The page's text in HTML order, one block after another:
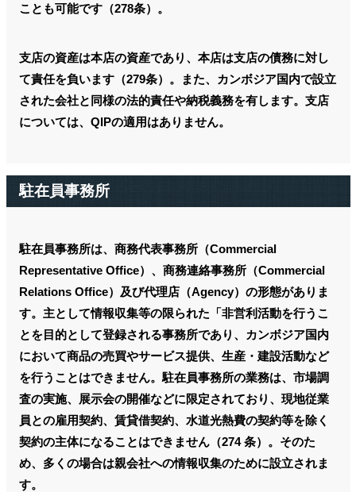
ことも可能です（278条）。
支店の資産は本店の資産であり、本店は支店の債務に対し
て責任を負います（279条）。また、カンボジア国内で設立
された会社と同様の法的責任や納税義務を有します。支店
については、QIPの適用はありません。
駐在員事務所
駐在員事務所は、商務代表事務所（Commercial
Representative Office）、商務連絡事務所（Commercial
Relations Office）及び代理店（Agency）の形態がありま
す。主として情報収集等の限られた「非営利活動を行うこ
とを目的として登録される事務所であり、カンボジア国内
において商品の売買やサービス提供、生産・建設活動など
を行うことはできません。駐在員事務所の業務は、市場調
査の実施、展示会の開催などに限定されており、現地従業
員との雇用契約、賃貸借契約、水道光熱費の契約等を除く
契約の主体になることはできません（274 条）。そのた
め、多くの場合は親会社への情報収集のために設立されま
す。